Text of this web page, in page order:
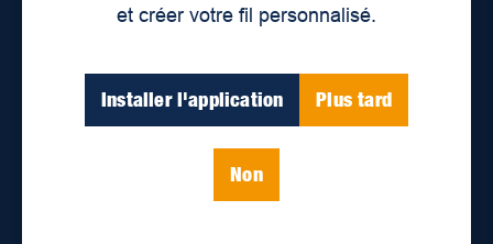
et créer votre fil personnalisé.
Installer l'application Plus tard
Non
Déontologie et confidentialité